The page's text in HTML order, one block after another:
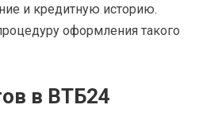
и кредитную историю.
оформления такого
в ВТБ24